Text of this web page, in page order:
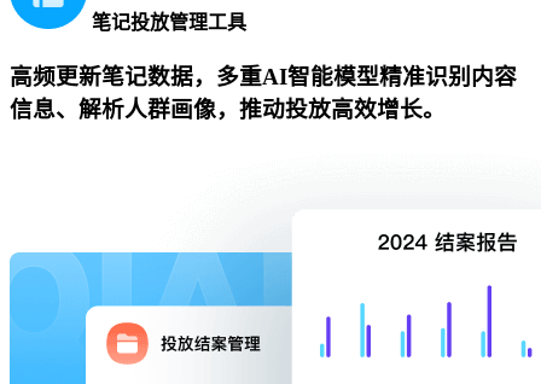
笔记投放管理工具
高频更新笔记数据，多重AI智能模型精准识别内容
信息、解析人群画像，推动投放高效增长。